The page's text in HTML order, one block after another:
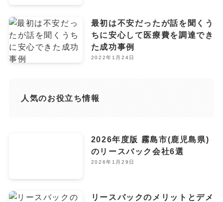
最初は不安だったが話を聞くう
ちに安心して医療費を調達でき
た成功事例
2022年1月24日
人気のお役立ち情報
2026年度版 霧島市(鹿児島県)
のリースバック会社6選
2026年1月29日
リースバックのメリットとデメ